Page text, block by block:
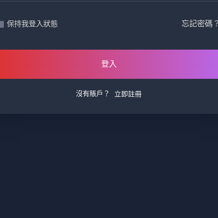
保持我登入狀態 忘記密碼
登入
沒有賬戶？ 立即註冊